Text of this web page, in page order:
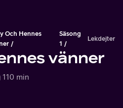
Och Hennes
Säsong
1
Lekdejter
vänner
10 min